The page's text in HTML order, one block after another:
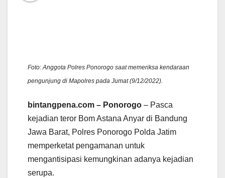
Foto: Anggota Polres Ponorogo saat memeriksa kendaraan
pengunjung di Mapolres pada Jumat (9/12/2022).
bintangpena.com – Ponorogo – Pasca
kejadian teror Bom Astana Anyar di Bandung
Jawa Barat, Polres Ponorogo Polda Jatim
memperketat pengamanan untuk
mengantisipasi kemungkinan adanya kejadian
serupa.